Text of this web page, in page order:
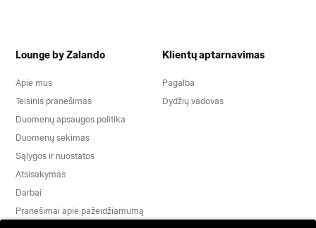
Lounge by Zalando
Apie mus
Teisinis pranešimas
Duomenų apsaugos politika
Duomenų sekimas
Sąlygos ir nuostatos
Atsisakymas
Darbai
Pranešimai apie pažeidžiamumą
Klientų aptarnavimas
Pagalba
Dydžių vadovas